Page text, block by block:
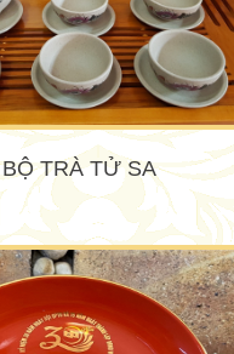
BỘ TRÀ TỬ SA